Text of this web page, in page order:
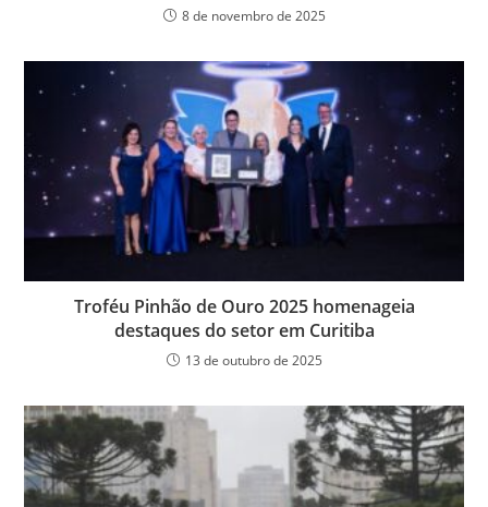
8 de novembro de 2025
Troféu Pinhão de Ouro 2025 homenageia
destaques do setor em Curitiba
13 de outubro de 2025